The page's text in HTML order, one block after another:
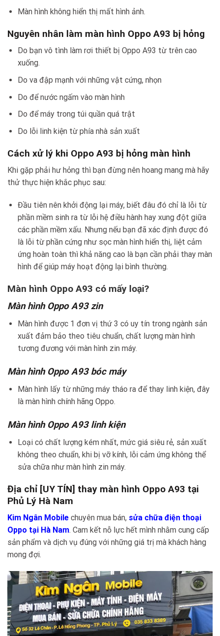
Màn hình không hiển thị mất hình ảnh.
Nguyên nhân làm màn hình Oppo A93 bị hỏng
Do bạn vô tình làm rơi thiết bị Oppo A93 từ trên cao
xuống.
Do va đập mạnh với những vật cứng, nhọn
Do để nước ngấm vào màn hình
Do để máy trong túi quần quá trật
Do lỗi linh kiện từ phía nhà sản xuất
Cách xử lý khi Oppo A93 bị hỏng màn hình
Khi gặp phải hư hỏng thì bạn đừng nên hoang mang mà hãy
thử thực hiện khắc phục sau:
Đầu tiên nên khởi động lại máy, biết đâu đó chỉ là lỗi từ
phần mềm sinh ra từ lỗi hệ điều hành hay xung đột giữa
các phần mềm xấu. Nhưng nếu bạn đã xác định được đó
là lỗi từ phần cứng như sọc màn hình hiển thị, liệt cảm
ứng hoàn toàn thì khả năng cao là bạn cần phải thay màn
hình để giúp máy hoạt động lại bình thường.
Màn hình Oppo A93 có mấy loại?
Màn hình Oppo A93 zin
Màn hình được 1 đơn vị thứ 3 có uy tín trong ngành sản
xuất đảm bảo theo tiêu chuẩn, chất lượng màn hình
tương đương với màn hình zin máy.
Màn hình Oppo A93 bóc máy
Màn hình lấy từ những máy tháo ra để thay linh kiện, đây
là màn hình chính hãng Oppo.
Màn hình Oppo A93 linh kiện
Loại có chất lượng kém nhất, mức giá siêu rẻ, sản xuất
không theo chuẩn, khi bị vỡ kính, lỗi cảm ứng không thể
sửa chữa như màn hình zin máy.
Địa chỉ [UY TÍN] thay màn hình Oppo A93 tại
Phủ Lý Hà Nam
Kim Ngân Mobile chuyên mua bán, sửa chữa điện thoại
Oppo tại Hà Nam. Cam kết nỗ lực hết mình nhằm cung cấp
sản phẩm và dịch vụ đúng với những giá trị mà khách hàng
mong đợi.